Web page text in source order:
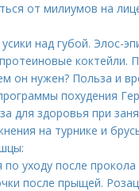
от милиумов на
над губой. Элос-
коктейли.
он нужен? Польза и
похудения
для здоровья при
на турнике и
по уходу после
после прыщей.